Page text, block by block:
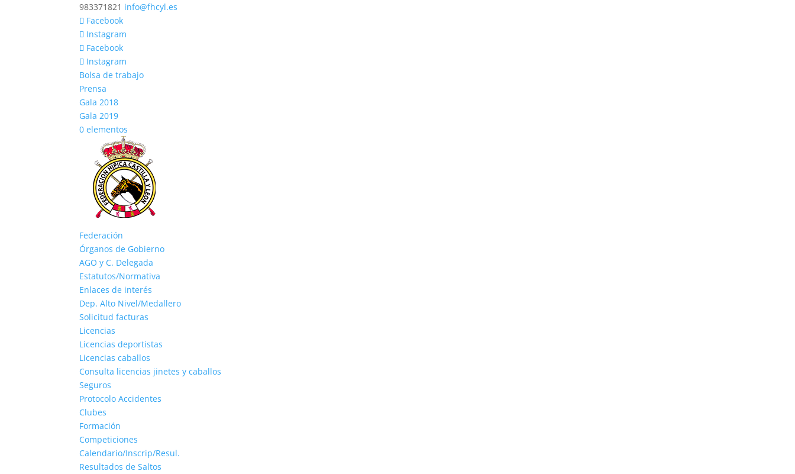
983371821 info@fhcyl.es
Facebook
Instagram
Facebook
Instagram
Bolsa de trabajo
Prensa
Gala 2018
Gala 2019
0 elementos
Federación
Órganos de Gobierno
AGO y C. Delegada
Estatutos/Normativa
Enlaces de interés
Dep. Alto Nivel/Medallero
Solicitud facturas
Licencias
Licencias deportistas
Licencias caballos
Consulta licencias jinetes y caballos
Seguros
Protocolo Accidentes
Clubes
Formación
Competiciones
Calendario/Inscrip/Resul.
Resultados de Saltos